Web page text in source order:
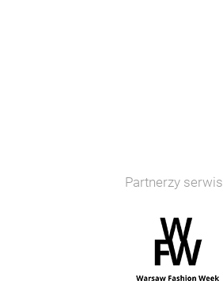
Partnerzy